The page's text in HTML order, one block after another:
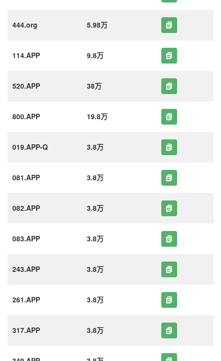
444.org 5.98万
114.APP 9.8万
520.APP 38万
800.APP 19.8万
019.APP-Q 3.8万
081.APP 3.8万
082.APP 3.8万
083.APP 3.8万
243.APP 3.8万
261.APP 3.8万
317.APP 3.8万